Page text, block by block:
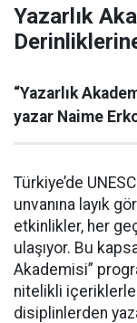
Yazarlık
“Yazarlık
yazar Naime
Türkiye’de
unvanına layık
etkinlikler, her
ulaşıyor. Bu
Akademisi”
nitelikli içeriklerle
disiplinlerden